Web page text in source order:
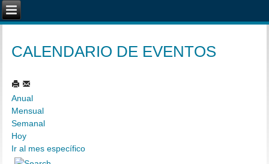
CALENDARIO DE EVENTOS
Anual
Mensual
Semanal
Hoy
Ir al mes específico